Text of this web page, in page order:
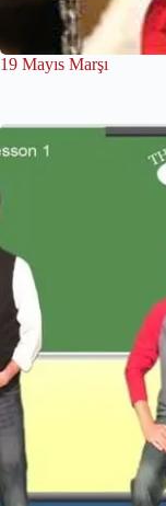
19 Mayıs Marşı